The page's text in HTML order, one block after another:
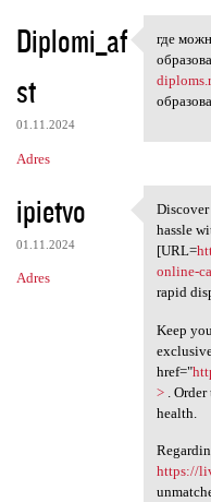
Diplomi_af
st
01.11.2024
Adres
где
где
ipietvo
01.11.2024
Adres
hassle
[URL=
online-
rapid
Keep
href="
>. Order
health.
https://